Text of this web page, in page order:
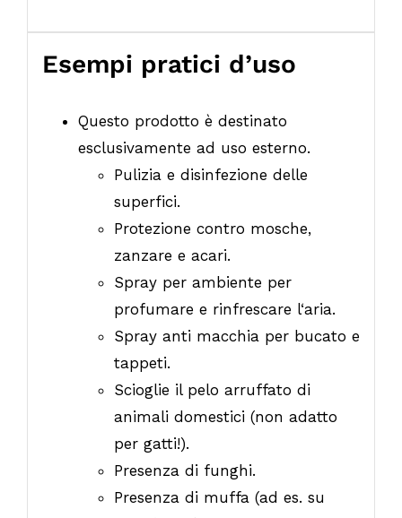
Esempi pratici d’uso
Questo prodotto è destinato
esclusivamente ad uso esterno.
Pulizia e disinfezione delle
superfici.
Protezione contro mosche,
zanzare e acari.
Spray per ambiente per
profumare e rinfrescare l‘aria.
Spray anti macchia per bucato e
tappeti.
Scioglie il pelo arruffato di
animali domestici (non adatto
per gatti!).
Presenza di funghi.
Presenza di muffa (ad es. su